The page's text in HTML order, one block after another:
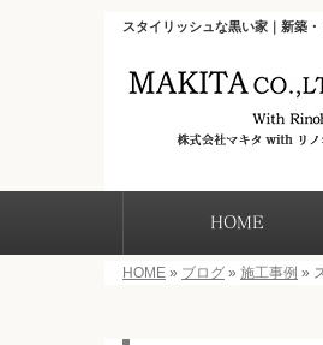
スタイリッシュな黒い家｜新築
HOME
HOME » ブログ » 施工事例 »